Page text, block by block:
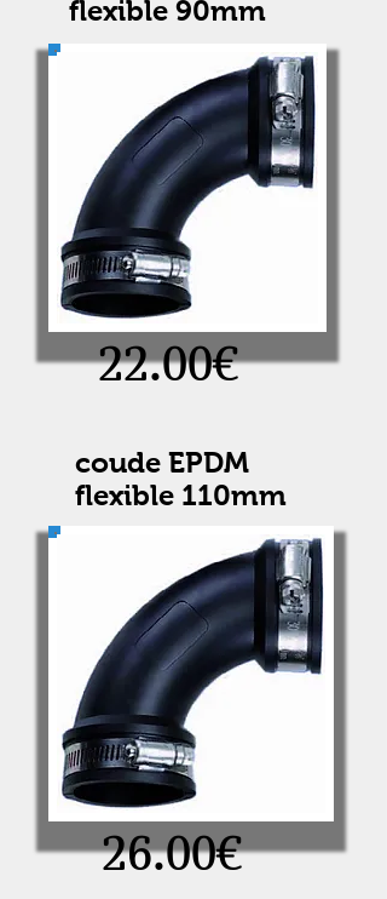
flexible 90mm
22.00€
coude EPDM
flexible 110mm
26.00€